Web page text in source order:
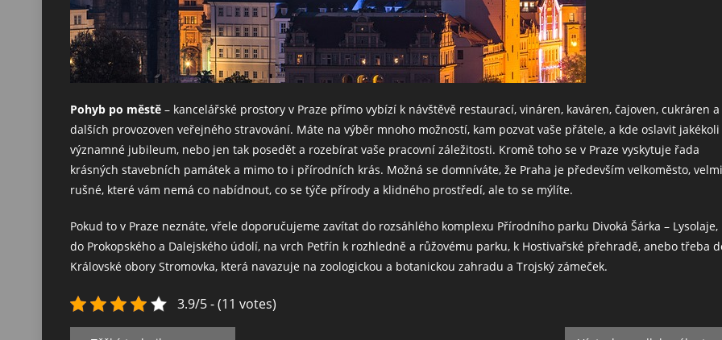
Pohyb po městě – kancelářské prostory v Praze přímo vybízí k návštěvě restaurací, vináren, kaváren, čajoven, cukráren a
dalších provozoven veřejného stravování. Máte na výběr mnoho možností, kam pozvat vaše přátele, a kde oslavit jakékoli
významné jubileum, nebo jen tak posedět a rozebírat vaše pracovní záležitosti. Kromě toho se v Praze vyskytuje řada
krásných stavebních památek a mimo to i přírodních krás. Možná se domníváte, že Praha je především velkoměsto, velmi
rušné, které vám nemá co nabídnout, co se týče přírody a klidného prostředí, ale to se mýlíte.
Pokud to v Praze neznáte, vřele doporučujeme zavítat do rozsáhlého komplexu Přírodního parku Divoká Šárka – Lysolaje,
do Prokopského a Dalejského údolí, na vrch Petřín k rozhledně a růžovému parku, k Hostivařské přehradě, anebo třeba
Královské obory Stromovka, která navazuje na zoologickou a botanickou zahradu a Trojský zámeček.
3.9/5 - (11 votes)